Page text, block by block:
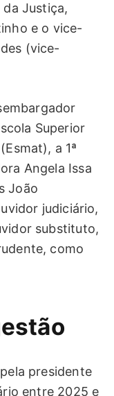
Justiça,
e o vice-
(vice-
Superior
a 1ª
Angela Issa
João
judiciário,
substituto,
como
presidente
entre 2025 e